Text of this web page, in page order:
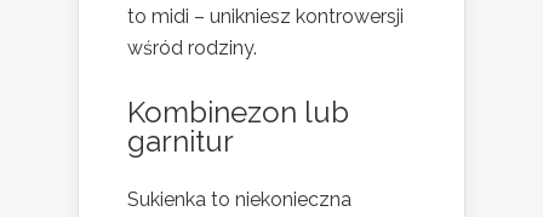
to midi – unikniesz kontrowersji
wśród rodziny.
Kombinezon lub
garnitur
Sukienka to niekonieczna